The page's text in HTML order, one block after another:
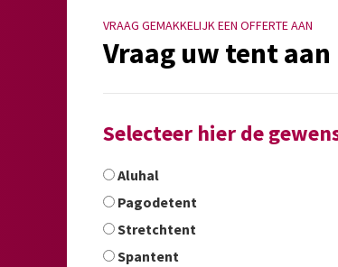
VRAAG GEMAKKELIJK EEN OFFERTE AAN
Vraag uw tent
Selecteer hier de
Aluhal
Pagodetent
Stretchtent
Spantent